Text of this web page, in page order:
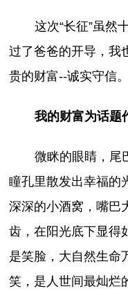
这次“长征”虽然
过了爸爸的开导，我
贵的财富--诚实守信。
我的财富为话题
微眯的眼睛，尾
瞳孔里散发出幸福的
深深的小酒窝，嘴巴
齿，在阳光底下显得
是笑脸，大自然生命
笑，是人世间最灿烂